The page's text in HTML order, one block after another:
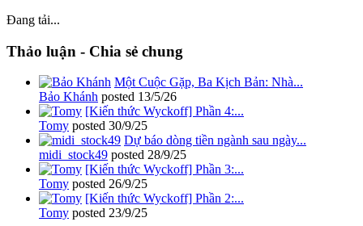
Đang tải...
Thảo luận - Chia sẻ chung
Một Cuộc Gặp, Ba Kịch Bản: Nhà...
Bảo Khánh posted 13/5/26
[Kiến thức Wyckoff] Phần 4:...
Tomy posted 30/9/25
Dự báo dòng tiền ngành sau ngày...
midi_stock49 posted 28/9/25
[Kiến thức Wyckoff] Phần 3:...
Tomy posted 26/9/25
[Kiến thức Wyckoff] Phần 2:...
Tomy posted 23/9/25